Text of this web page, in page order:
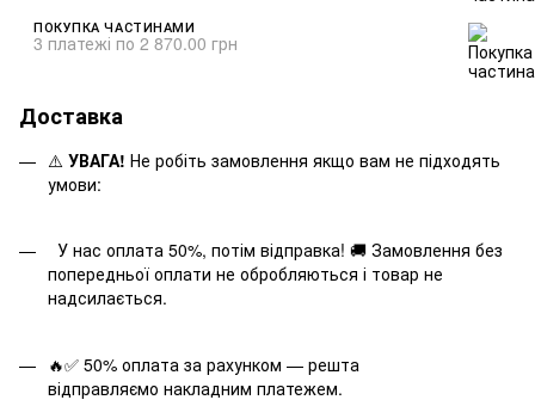
ПОКУПКА ЧАСТИНАМИ
3 платежі по 2 870.00 грн
Доставка
⚠️ УВАГА! Не робіть замовлення якщо вам не підходять
умови:
У нас оплата 50%, потім відправка! 🚚 Замовлення без
попередньої оплати не обробляються і товар не
надсилається.
🔥✅ 50% оплата за рахунком — решта
відправляємо накладним платежем.